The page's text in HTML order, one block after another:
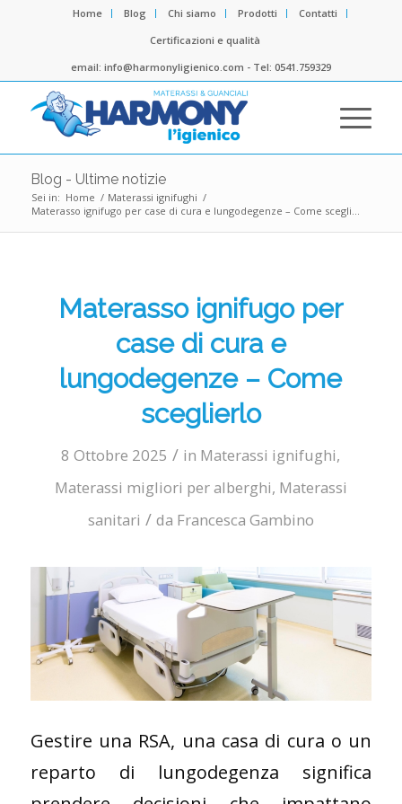
Home Blog Chi siamo Prodotti
Contatti
Certificazioni e qualità
email: info@harmonyligienico.com - Tel: 0541.759329
Blog - Ultime notizie
Sei in: Home / Materassi ignifughi /
Materasso ignifugo per case di cura e lungodegenze – Come scegli...
Materasso ignifugo per
case di cura e
lungodegenze – Come
sceglierlo
8 Ottobre 2025 / in Materassi ignifughi,
Materassi migliori per alberghi, Materassi
sanitari / da Francesca Gambino
Gestire una RSA, una casa di cura o un
reparto di lungodegenza significa